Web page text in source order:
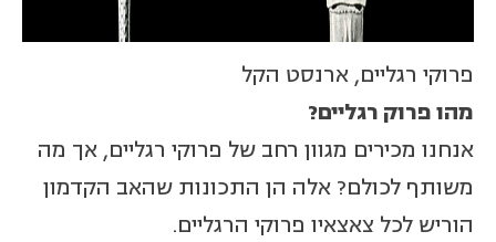
פרוקי רגליים, ארנסט הקל
מהו פרוק רגליים?
אנחנו מכירים מגוון רחב של פרוקי רגליים, אך מה
משותף לכולם? אלה הן התכונות שהאב הקדמון
הוריש לכל צאצאיו פרוקי הרגליים.